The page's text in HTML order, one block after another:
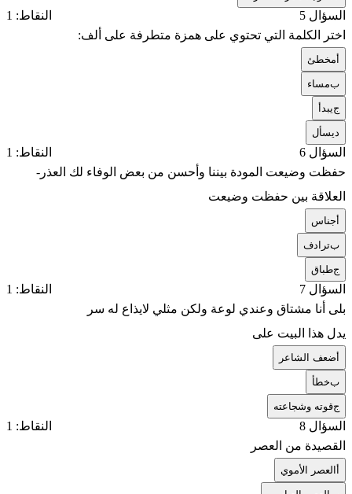
السؤال 5
النقاط: 1
اختر الكلمة التي تحتوي على همزة متطرفة على ألف:
مخطئ
بمساء
جيبدأ
يسأل
السؤال 6
النقاط: 1
حفظت وضيعت المودة بيننا وأحسن من بعض الوفاء لك العذر-
العلاقة بين حفظت وضيعت
جناس
بترادف
جطباق
السؤال 7
النقاط: 1
بلى أنا مشتاق وعندي لوعة ولكن مثلي لايذاع له سر
يدل هذا البيت على
ضعف الشاعر
بخطأ
جقوته وشجاعته
السؤال 8
النقاط: 1
القصيدة من العصر
العصر الأموي